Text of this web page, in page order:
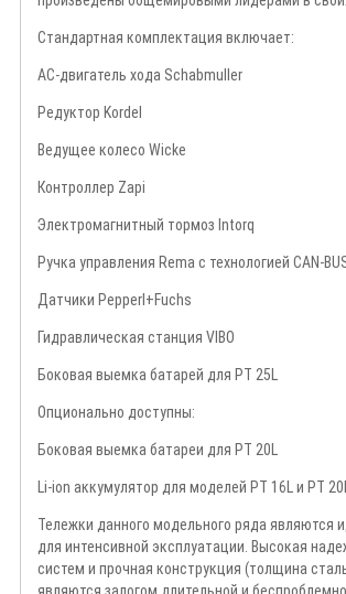
Стандартная комплектация включает:
АС-двигатель хода Schabmuller
Редуктор Kordel
Ведущее колесо Wicke
Контроллер Zapi
Электромагнитный тормоз Intorq
Ручка управления Rema с технологией CAN-
Датчики Pepperl+Fuchs
Гидравлическая станция VIBO
Боковая выемка батарей для PT 25L
Опционально доступны:
Боковая выемка батареи для PT 20L
Li-ion аккумулятор для моделей PT 16L и PT
Тележки данного модельного ряда являются
для интенсивной эксплуатации. Высокая
систем и прочная конструкция (толщина